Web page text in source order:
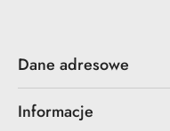
Dane adresowe
Informacje